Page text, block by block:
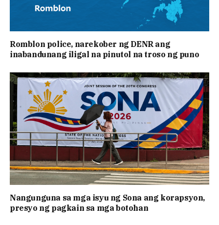
Romblon police, narekober ng DENR ang
inabandunang iligal na pinutol na troso ng puno
Nangunguna sa mga isyu ng Sona ang korapsyon,
presyo ng pagkain sa mga botohan